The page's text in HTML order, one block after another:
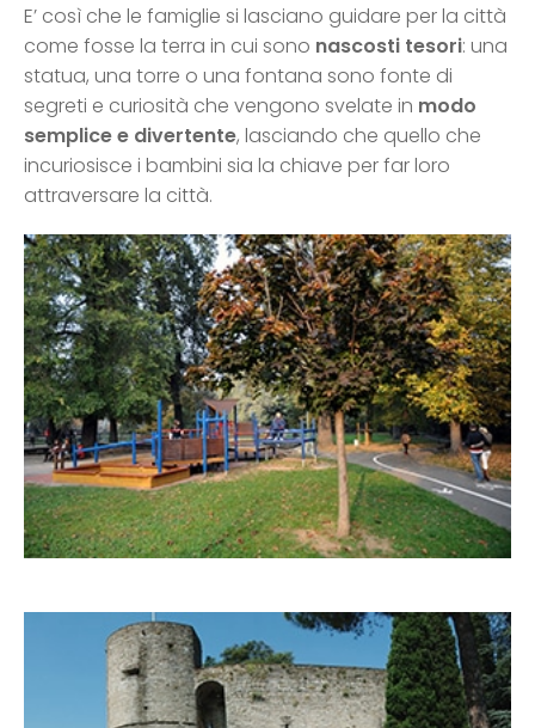
E’ così che le famiglie si lasciano guidare per la città
come fosse la terra in cui sono nascosti tesori: una
statua, una torre o una fontana sono fonte di
segreti e curiosità che vengono svelate in modo
semplice e divertente, lasciando che quello che
incuriosisce i bambini sia la chiave per far loro
attraversare la città.